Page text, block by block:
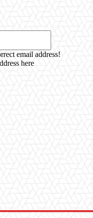
email address!
here